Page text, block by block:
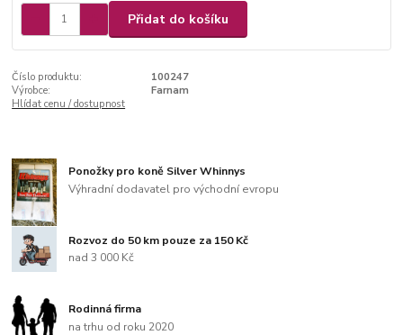
Přidat do košíku
Číslo produktu:
100247
Výrobce:
Farnam
Hlídat cenu / dostupnost
Ponožky pro koně Silver Whinnys
Výhradní dodavatel pro východní evropu
Rozvoz do 50 km pouze za 150 Kč
nad 3 000 Kč
Rodinná firma
na trhu od roku 2020